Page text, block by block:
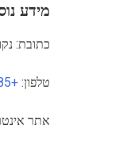
מידע
כתובת:
טלפון: +972-4-6962885
אתר